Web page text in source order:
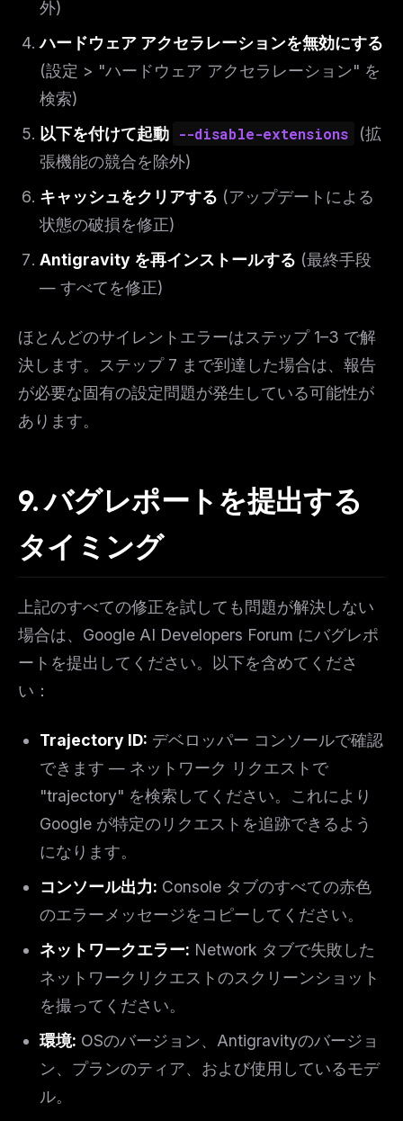
外)
ハードウェア アクセラレーションを無効にする
(設定 > "ハードウェア アクセラレーション" を
検索)
以下を付けて起動 --disable-extensions
(拡
張機能の競合を除外)
キャッシュをクリアする (アップデートによる
状態の破損を修正)
Antigravity を再インストールする (最終手段
— すべてを修正)
ほとんどのサイレントエラーはステップ 1–3 で解
決します。ステップ 7 まで到達した場合は、報告
が必要な固有の設定問題が発生している可能性が
あります。
9. バグレポートを提出する
タイミング
上記のすべての修正を試しても問題が解決しない
場合は、Google AI Developers Forum にバグレポ
ートを提出してください。以下を含めてくださ
い：
Trajectory ID: デベロッパー コンソールで確認
できます — ネットワーク リクエストで
"trajectory" を検索してください。これにより
Google が特定のリクエストを追跡できるよう
になります。
コンソール出力: Console タブのすべての赤色
のエラーメッセージをコピーしてください。
ネットワークエラー: Network タブで失敗した
ネットワークリクエストのスクリーンショット
を撮ってください。
環境: OSのバージョン、Antigravityのバージョ
ン、プランのティア、および使用しているモデ
ル。